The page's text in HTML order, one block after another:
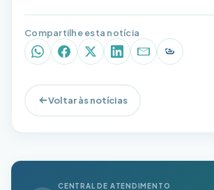
Compartilhe esta notícia
WhatsAppFacebookX (Twitter)
LinkedInE-mailCopiar link
Voltar às notícias
CENTRAL DE ATENDIMENTO